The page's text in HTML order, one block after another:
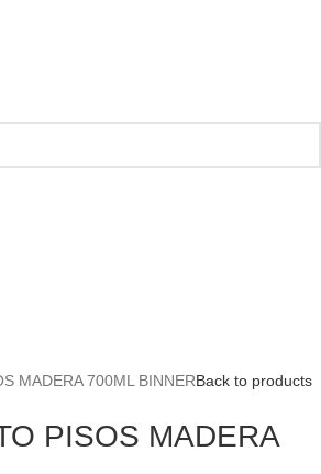
MADERA 700ML BINNERBack to products
PISOS MADERA